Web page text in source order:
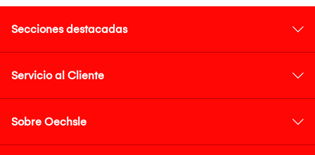
Secciones destacadas
Servicio al Cliente
Sobre Oechsle